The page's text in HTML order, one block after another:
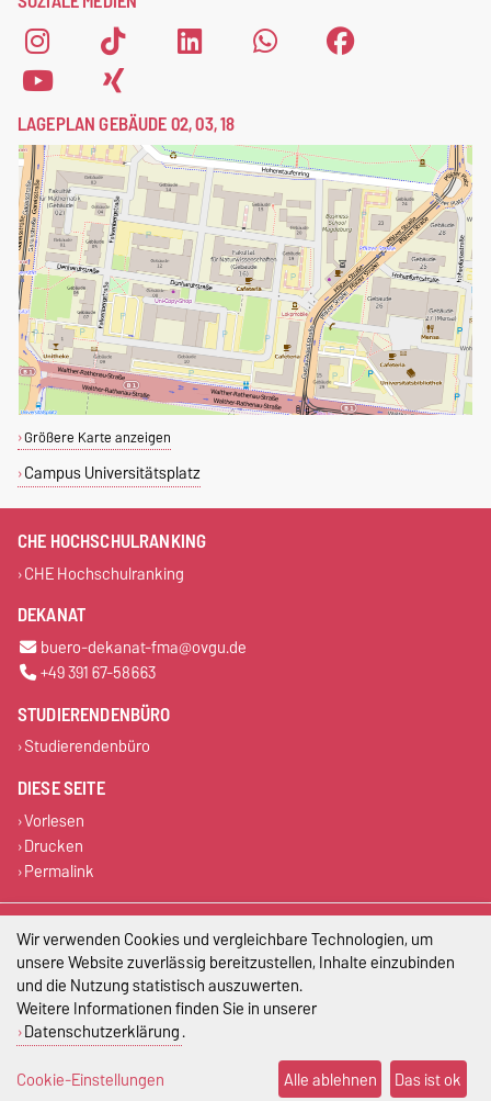
LAGEPLAN GEBÄUDE 02, 03, 18
Größere Karte anzeigen
Campus Universitätsplatz
CHE HOCHSCHULRANKING
CHE Hochschulranking
DEKANAT
buero-dekanat-fma@ovgu.de
+49 391 67-58663
STUDIERENDENBÜRO
Studierendenbüro
DIESE SEITE
Vorlesen
Drucken
Permalink
Impressum
Datenschutz
Barrierefreiheit
Cookie-Einstellungen
Wir verwenden Cookies und vergleichbare Technologien, um
unsere Website zuverlässig bereitzustellen, Inhalte einzubinden
und die Nutzung statistisch auszuwerten.
Weitere Informationen finden Sie in unserer
Datenschutzerklärung.
Cookie-Einstellungen
Alle ablehnen Das ist ok